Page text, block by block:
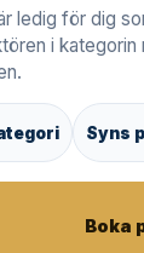
ledig för dig
i
Syns
Boka